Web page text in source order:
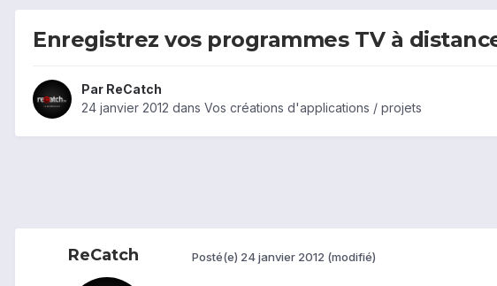
Enregistrez vos programmes TV à
Par ReCatch
24 janvier 2012 dans Vos créations d'applications / projets
ReCatch Posté(e) 24 janvier 2012 (modifié)